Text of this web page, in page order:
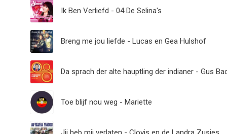
Ik Ben Verliefd - 04 De Selina's
Breng me jou liefde - Lucas en Gea Hulshof
Da sprach der alte hauptling der indianer - Gus
Toe blijf nou weg - Mariette